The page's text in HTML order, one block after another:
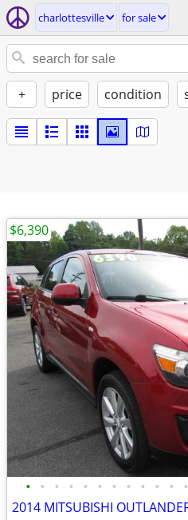
charlottesville for sale
+ price condition
• • • • • • • • • • • •
$6,390